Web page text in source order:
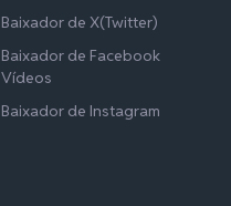
Baixador de X(Twitter)
Baixador de Facebook
Vídeos
Baixador de Instagram